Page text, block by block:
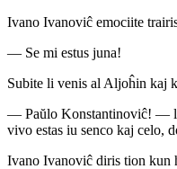
Ivano Ivanoviĉ emociite
— Se mi estus juna!
Subite li venis al Aljoĥin kaj
— Paŭlo Konstantinoviĉ! — li
vivo estas iu senco kaj celo,
Ivano Ivanoviĉ diris tion kun